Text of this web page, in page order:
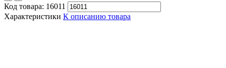
Код товара: 16011
Характеристики К описанию товара